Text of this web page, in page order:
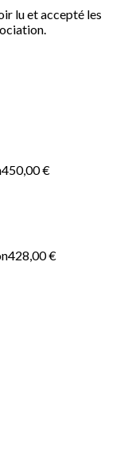
lu et accepté les
450,00 €
428,00 €